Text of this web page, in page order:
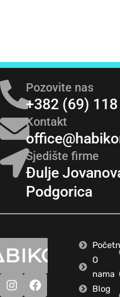
Pozovite nas
+382 (69)
Kontakt
Sjedište firme
Đulje
Podgorica
O
nama
Blog